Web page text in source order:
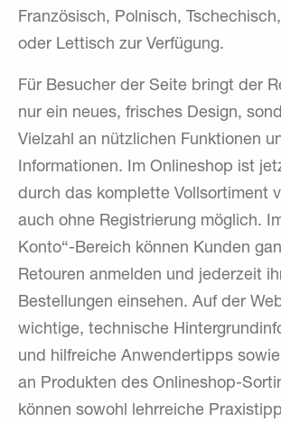
Französisch, Polnisch,
oder Lettisch zur Verfügung.
Für Besucher der Seite bringt der
nur ein neues, frisches Design,
Vielzahl an nützlichen Funktionen
Informationen. Im Onlineshop ist
durch das komplette Vollsortiment
auch ohne Registrierung möglich.
Konto“-Bereich können Kunden
Retouren anmelden und jederzeit
Bestellungen einsehen. Auf der
wichtige, technische
und hilfreiche Anwendertipps
an Produkten des Onlineshop-
können sowohl lehrreiche